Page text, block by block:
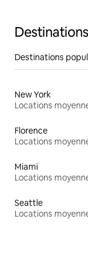
Destinations
New York
Florence
Miami
Seattle